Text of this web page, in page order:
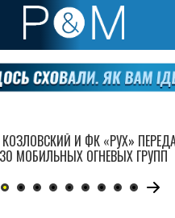
КОЗЛОВСКИЙ И ФК «РУХ»
МОБИЛЬНЫХ ОГНЕВЫХ ГРУПП